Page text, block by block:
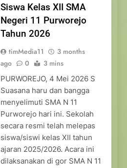
Siswa Kelas XII SMA
Negeri 11 Purworejo
Tahun 2026
timMedia11
3 months
ago
0 3 mins
PURWOREJO, 4 Mei 2026 S
Suasana haru dan bangga
menyelimuti SMA N 11
Purworejo hari ini. Sekolah
secara resmi telah melepas
siswa/siswi kelas XII tahun
ajaran 2025/2026. Acara ini
dilaksanakan di gor SMA N 11